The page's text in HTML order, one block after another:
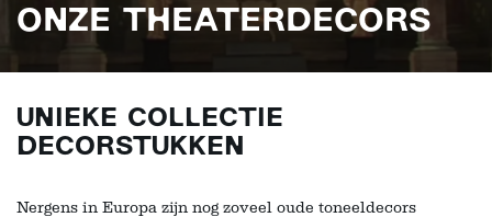
ONZE THEATERDECORS
UNIEKE COLLECTIE
DECORSTUKKEN
Nergens in Europa zijn nog zoveel oude toneeldecors